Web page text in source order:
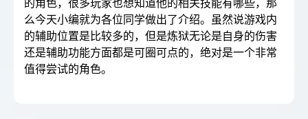
么今天小编就为各位同学做出了介绍。虽然说游戏内
的辅助位置是比较多的，但是炼狱无论是自身的伤害
还是辅助功能方面都是可圈可点的，绝对是一个非常
值得尝试的角色。